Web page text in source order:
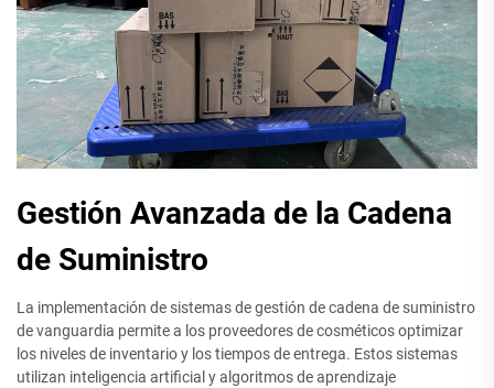
Gestión Avanzada de la Cadena
de Suministro
La implementación de sistemas de gestión de cadena de suministro
de vanguardia permite a los proveedores de cosméticos optimizar
los niveles de inventario y los tiempos de entrega. Estos sistemas
utilizan inteligencia artificial y algoritmos de aprendizaje